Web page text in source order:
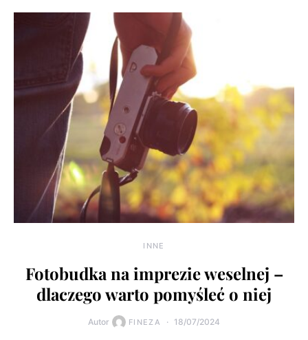
INNE
Fotobudka na imprezie weselnej –
dlaczego warto pomyśleć o niej
Autor FINEZA 18/07/2024